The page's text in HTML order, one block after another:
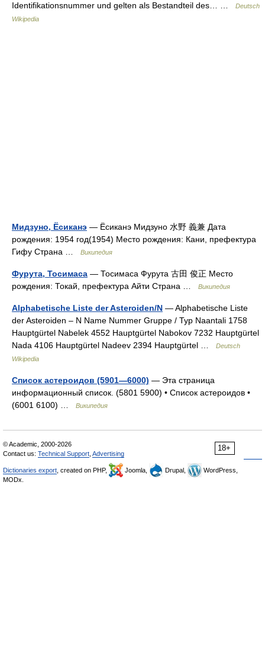
Identifikationsnummer und gelten als Bestandteil des… …
Deutsch
Wikipedia
Мидзуно, Ёсиканэ — Ёсиканэ Мидзуно 水野 義兼 Дата
рождения: 1954 год(1954) Место рождения: Кани, префектура
Гифу Страна …
Википедия
Фурута, Тосимаса — Тосимаса Фурута 古田 俊正 Место
рождения: Токай, префектура Айти Страна …
Википедия
Alphabetische Liste der Asteroiden/N — Alphabetische Liste
der Asteroiden – N Name Nummer Gruppe / Typ Naantali 1758
Hauptgürtel Nabelek 4552 Hauptgürtel Nabokov 7232 Hauptgürtel
Nada 4106 Hauptgürtel Nadeev 2394 Hauptgürtel …
Deutsch
Wikipedia
Список астероидов (5901—6000) — Эта страница
информационный список. (5801 5900) • Список астероидов •
(6001 6100) …
Википедия
18+
© Academic, 2000-2026
Contact us: Technical Support Advertising
Dictionaries export , created on PHP, Joomla, Drupal,
WordPress,
MODx.